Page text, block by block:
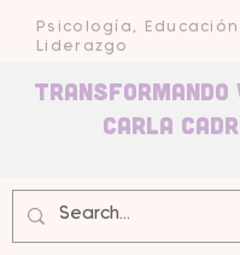
Psicología,
Liderazgo
Transformando
carla